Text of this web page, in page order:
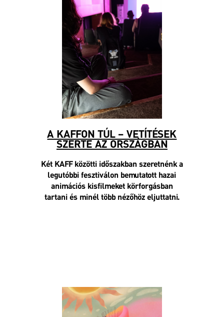
A KAFFON TÚL – VETÍTÉSEK
SZERTE AZ ORSZÁGBAN
Két KAFF közötti időszakban szeretnénk a
legutóbbi fesztiválon bemutatott hazai
animációs kisfilmeket körforgásban
tartani és minél több nézőhöz eljuttatni.